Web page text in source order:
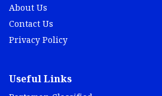
About Us
Contact Us
Privacy Policy
Useful Links